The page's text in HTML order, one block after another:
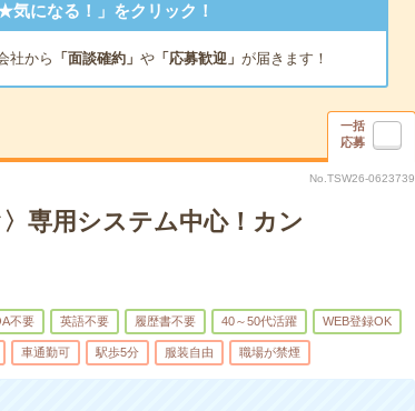
になる！」をクリック！
社から 「面談確約」 や「応募歓迎」 が届きます！
一括
応募
No.TSW26-0623739
専用システム中心！カン
不要 英語不要 履歴書不要 40～50代活躍 WEB登録OK
車通勤可 駅歩5分 服装自由 職場が禁煙